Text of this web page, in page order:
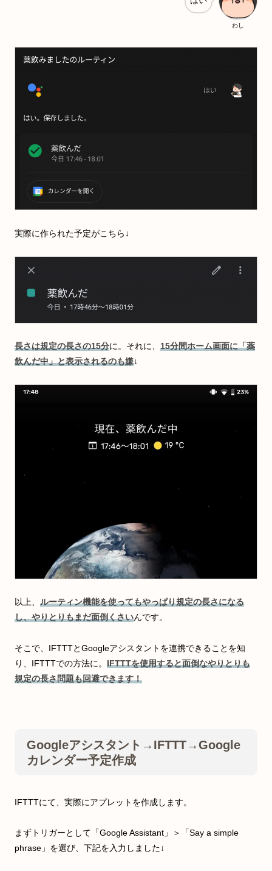
わし
実際に作られた予定がこちら↓
長さは規定の長さの15分に。それに、 15分間ホーム画面に「薬
飲んだ中」と表示されるのも嫌↓
以上、 ルーティン機能を使ってもやっぱり規定の長さになる
し、やりとりもまだ面倒くさいんです。
そこで、IFTTTとGoogleアシスタントを連携できることを知
り、IFTTTでの方法に。 IFTTTを使用すると面倒なやりとりも
規定の長さ問題も回避できます！
Googleアシスタント→IFTTT→Google
カレンダー予定作成
IFTTTにて、実際にアプレットを作成します。
まずトリガーとして「Google Assistant」＞「Say a simple
phrase」を選び、下記を入力しました↓